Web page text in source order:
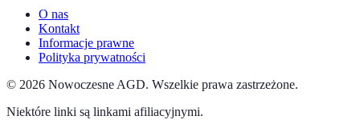
O nas
Kontakt
Informacje prawne
Polityka prywatności
© 2026 Nowoczesne AGD. Wszelkie prawa zastrzeżone.
Niektóre linki są linkami afiliacyjnymi.